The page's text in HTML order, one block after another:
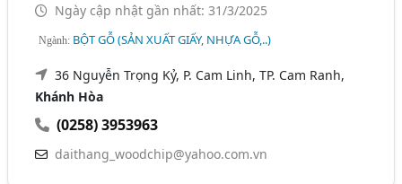
Ngày cập nhật gần nhất: 31/3/2025
Ngành: BỘT GỖ (SẢN XUẤT GIẤY, NHỰA GỖ,..)
36 Nguyễn Trọng Kỷ, P. Cam Linh, TP. Cam Ranh,
Khánh Hòa
(0258) 3953963
daithang_woodchip@yahoo.com.vn